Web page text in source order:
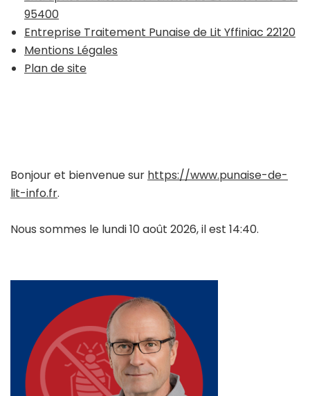
95400
Entreprise Traitement Punaise de Lit Yffiniac 22120
Mentions Légales
Plan de site
Bonjour et bienvenue sur https://www.punaise-de-
lit-info.fr.
Nous sommes le lundi 10 août 2026, il est 14:40.